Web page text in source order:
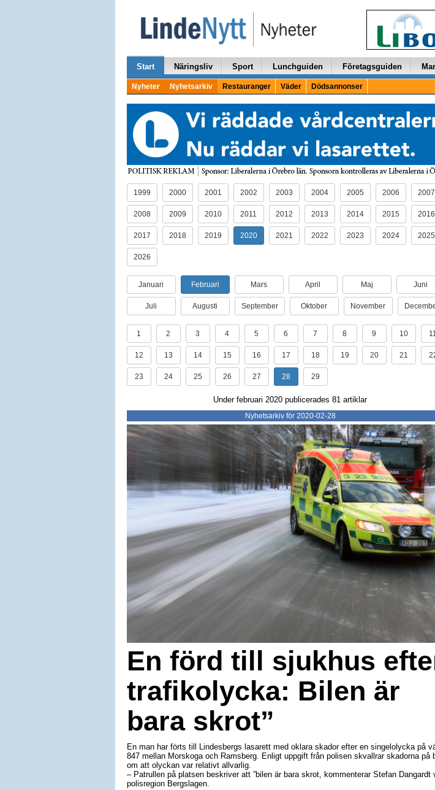
Start Näringsliv Sport Lunchguiden Företagsguiden
Nyheter Nyhetsarkiv Restauranger Väder Dödsannonser
1999 2000 2001 2002 2003 2004 2005 2006 2007
2008 2009 2010 2011 2012 2013 2014 2015 2016
2017 2018 2019 2020 2021 2022 2023 2024 2025
2026
Januari Februari Mars April Maj Juni
Juli Augusti September Oktober November
1 2 3 4 5 6 7 8 9 10
12 13 14 15 16 17 18 19 20 21
23 24 25 26 27 28 29
Under februari 2020 publicerades 81 artiklar
Nyhetsarkiv för 2020-02-28
En förd till sjukhus
trafikolycka: Bilen är
bara skrot”
En man har förts till Lindesbergs lasarett med oklara skador efter en singelolycka på
847 mellan Morskoga och Ramsberg. Enligt uppgift från polisen skvallrar skadorna på
om att olyckan var relativt allvarlig.
– Patrullen på platsen beskriver att ”bilen är bara skrot, kommenterar Stefan Dangardt
polisregion Bergslagen.